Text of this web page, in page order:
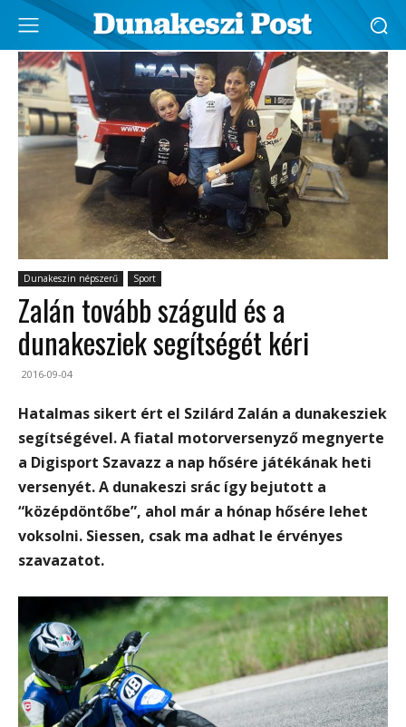
Dunakeszin népszerű Sport
Zalán tovább száguld és a
dunakesziek segítségét kéri
2016-09-04
Hatalmas sikert ért el Szilárd Zalán a dunakesziek
segítségével. A fiatal motorversenyző megnyerte
a Digisport Szavazz a nap hősére játékának heti
versenyét. A dunakeszi srác így bejutott a
“középdöntőbe”, ahol már a hónap hősére lehet
voksolni. Siessen, csak ma adhat le érvényes
szavazatot.